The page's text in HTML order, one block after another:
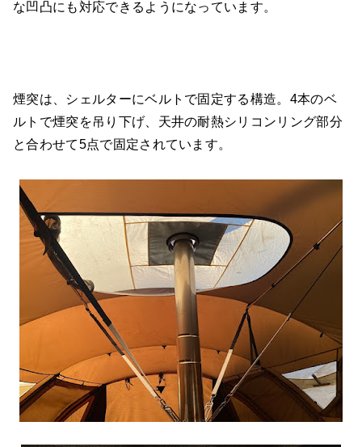
な凹凸にも対応できるようになっています。
煙突は、シェルターにベルトで固定する構造。4本のベ
ルトで煙突を吊り下げ、天井の耐熱シリコンリング部分
と合わせて5点で固定されています。